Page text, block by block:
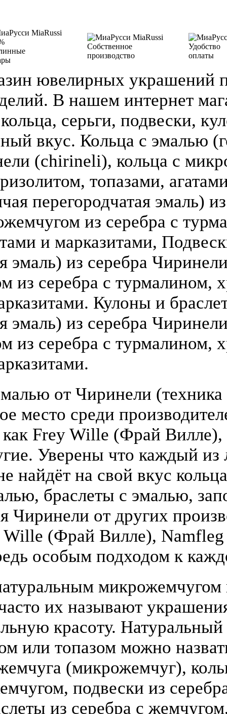
Собственное
производство
Удобство
оплаты
ювелирных украшений
В нашем интернет
серьги, подвески,
вкус. Кольца с эмалью
(chirineli), кольца с
топазами,
перегородчатая эмаль)
из серебра с
и марказитами,
эмаль) из серебра
из серебра с турмалином,
Кулоны и
эмаль) из серебра
из серебра с турмалином,
от Чиринели (техника
место среди
Frey Wille (Фрай
Уверены что каждый
найдёт на свой вкус
браслеты с эмалью,
Чиринели от других
Wille (Фрай Вилле),
особым подходом к
микрожемчугом
их называют
красоту.
или топазом можно
(микрожемчуг),
подвески из
из серебра с